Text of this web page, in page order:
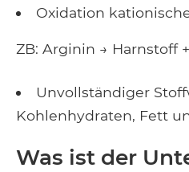
Oxidation
ZB: Arginin → Harnstoff
Unvollständiger
Kohlenhydraten, Fett
Was ist der